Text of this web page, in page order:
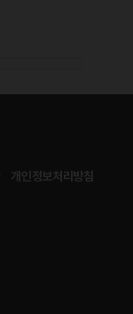
개인정보처리방침